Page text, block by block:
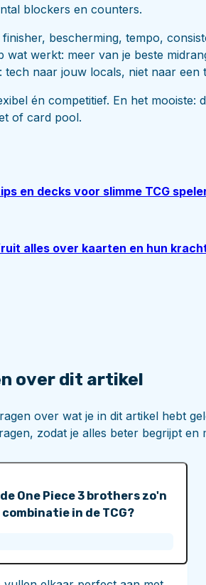
blockers en counters.
bescherming, tempo,
wat werkt: meer van je beste
tech naar jouw locals, niet naar een
én competitief. En het mooiste:
of card pool.
en decks voor slimme TCG
alles over kaarten en hun
over dit artikel
over wat je in dit artikel hebt
zodat je alles beter begrijpt en
One Piece 3 brothers zo'n
in de TCG?